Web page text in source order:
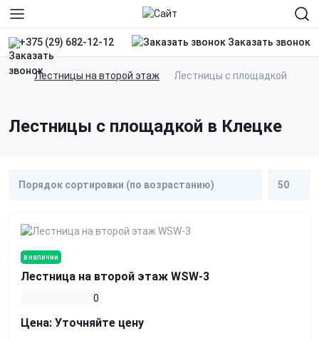
+375 (29) 682-12-12 Заказать звонок
Лестницы на второй этаж Лестницы с площадкой
Лестницы с площадкой в Клецке
в наличии
Лестница на второй этаж WSW-3
0
Цена: Уточняйте цену